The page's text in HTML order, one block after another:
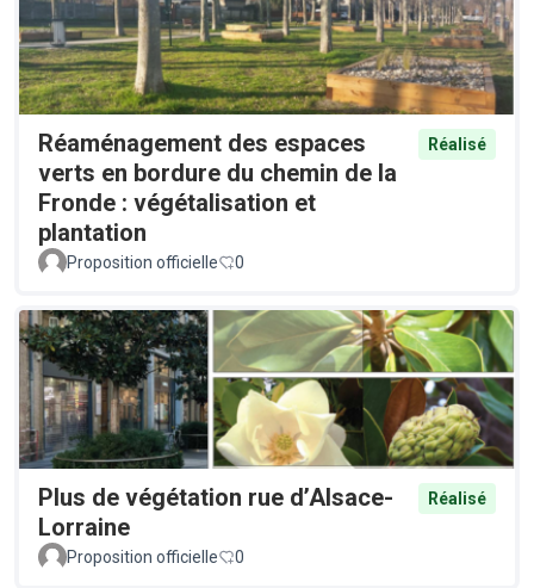
Réaménagement des espaces
verts en bordure du chemin de la
Fronde : végétalisation et
plantation
Réalisé
Proposition officielle 0
Plus de végétation rue d’Alsace-
Lorraine
Réalisé
Proposition officielle 0